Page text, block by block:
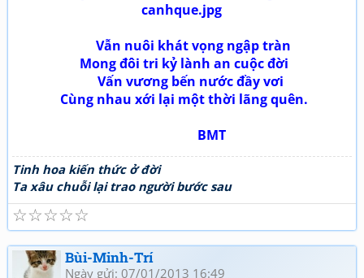
Vẫn nuôi khát vọng ngập tràn
Mong đôi tri kỷ lành an cuộc đời
Vấn vương bến nước đầy vơi
Cùng nhau xới lại một thời lãng quên.
BMT
Tinh hoa kiến thức ở đời
Ta xâu chuỗi lại trao người bước sau
☆
☆
☆
☆
☆
Bùi-Minh-Trí
Ngày gửi: 07/01/2013 16:49